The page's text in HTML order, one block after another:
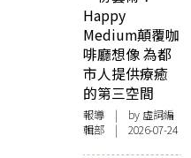
Happy
Medium顛覆咖
啡廳想像 為都
市人提供療癒
的第三空間
報導 | by 虛詞編
輯部 | 2026-07-24